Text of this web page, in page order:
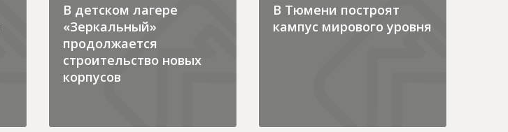
В детском лагере
«Зеркальный»
продолжается
строительство новых
корпусов
В Тюмени построят
кампус мирового уровня